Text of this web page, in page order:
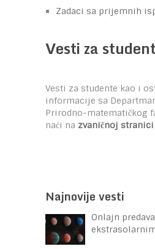
Zadaci sa prijemnih
Vesti za
Vesti za studente kao i
informacije sa
Prirodno-matematičkog
naći na zvaničnoj
Najnovije vesti
Onlajn